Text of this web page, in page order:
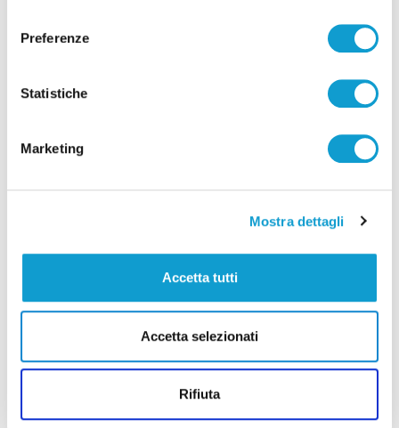
Preferenze
Statistiche
Marketing
Mostra dettagli
Accetta tutti
Accetta selezionati
Rifiuta